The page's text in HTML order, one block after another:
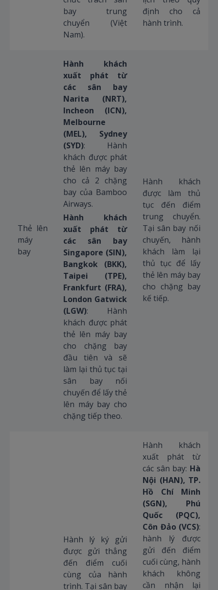
bay trung
chuyển (Việt
Nam).
định cho cả
hành trình.
Thẻ lên
máy
bay
Hành khách
xuất phát từ
các sân bay
Narita (NRT),
Incheon (ICN),
Melbourne
(MEL), Sydney
(SYD): Hành
khách được phát
thẻ lên máy bay
cho cả 2 chặng
bay của Bamboo
Airways.
Hành khách
xuất phát từ
các sân bay
Singapore (SIN),
Bangkok (BKK),
Taipei (TPE),
Frankfurt (FRA),
London Gatwick
(LGW): Hành
khách được phát
thẻ lên máy bay
cho chặng bay
đầu tiên và sẽ
làm lại thủ tục tại
sân bay nối
chuyến để lấy thẻ
lên máy bay cho
chặng tiếp theo.
Hành khách
được làm thủ
tục đến điểm
trung chuyển.
Tại sân bay nối
chuyến, hành
khách làm lại
thủ tục để lấy
thẻ lên máy bay
cho chặng bay
kế tiếp.
Hành lý ký gửi
được gửi thẳng
đến điểm cuối
cùng của hành
trình. Tại sân bay
Hành khách
xuất phát từ
các sân bay: Hà
Nội (HAN), TP.
Hồ Chí Minh
(SGN), Phú
Quốc (PQC),
Côn Đảo (VCS):
hành lý được
gửi đến điểm
cuối cùng, hành
khách không
cần nhận lại